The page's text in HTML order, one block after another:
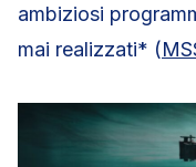
ambiziosi
mai realizzati* (